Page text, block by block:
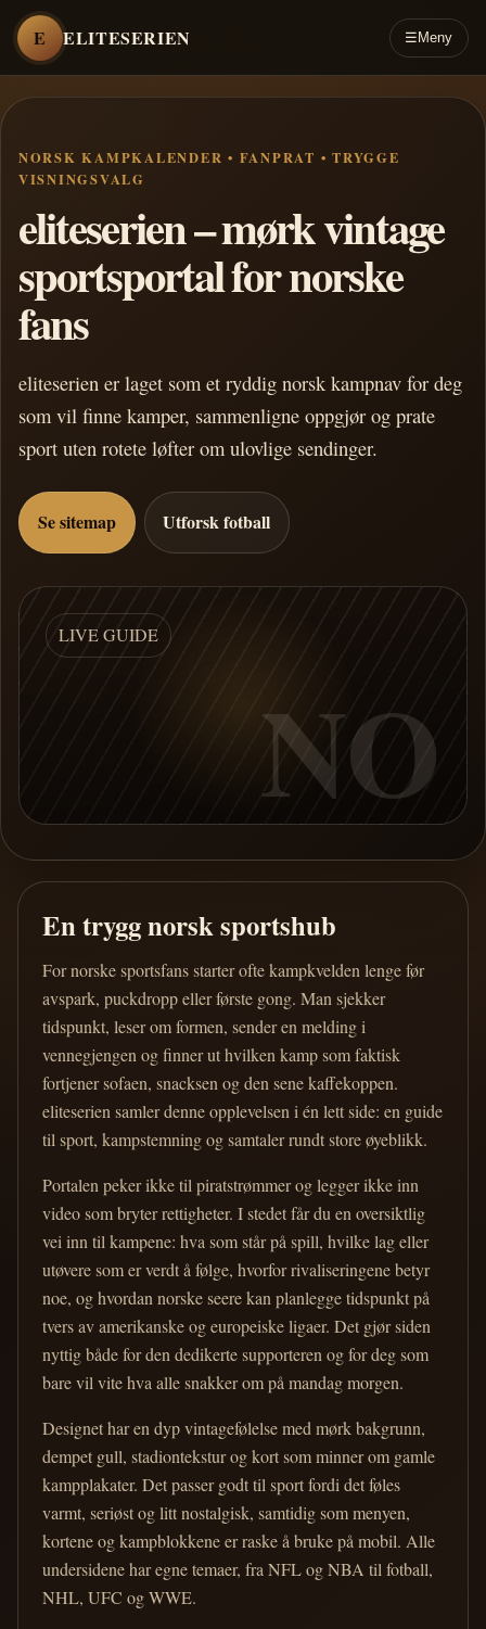
E ELITESERIEN ☰ Meny
NORSK KAMPKALENDER • FANPRAT • TRYGGE
VISNINGSVALG
eliteserien – mørk vintage
sportsportal for norske
fans
eliteserien er laget som et ryddig norsk kampnav for deg
som vil finne kamper, sammenligne oppgjør og prate
sport uten rotete løfter om ulovlige sendinger.
Se sitemap Utforsk fotball
LIVE GUIDE
NO
En trygg norsk sportshub
For norske sportsfans starter ofte kampkvelden lenge før
avspark, puckdropp eller første gong. Man sjekker
tidspunkt, leser om formen, sender en melding i
vennegjengen og finner ut hvilken kamp som faktisk
fortjener sofaen, snacksen og den sene kaffekoppen.
eliteserien samler denne opplevelsen i én lett side: en guide
til sport, kampstemning og samtaler rundt store øyeblikk.
Portalen peker ikke til piratstrømmer og legger ikke inn
video som bryter rettigheter. I stedet får du en oversiktlig
vei inn til kampene: hva som står på spill, hvilke lag eller
utøvere som er verdt å følge, hvorfor rivaliseringene betyr
noe, og hvordan norske seere kan planlegge tidspunkt på
tvers av amerikanske og europeiske ligaer. Det gjør siden
nyttig både for den dedikerte supporteren og for deg som
bare vil vite hva alle snakker om på mandag morgen.
Designet har en dyp vintagefølelse med mørk bakgrunn,
dempet gull, stadiontekstur og kort som minner om gamle
kampplakater. Det passer godt til sport fordi det føles
varmt, seriøst og litt nostalgisk, samtidig som menyen,
kortene og kampblokkene er raske å bruke på mobil. Alle
undersidene har egne temaer, fra NFL og NBA til fotball,
NHL, UFC og WWE.